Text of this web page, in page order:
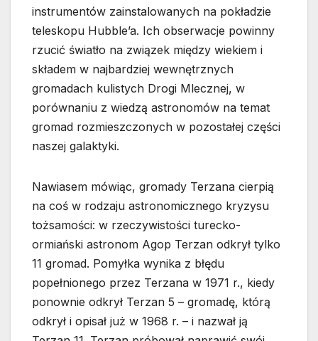
instrumentów zainstalowanych na pokładzie
teleskopu Hubble’a. Ich obserwacje powinny
rzucić światło na związek między wiekiem i
składem w najbardziej wewnętrznych
gromadach kulistych Drogi Mlecznej, w
porównaniu z wiedzą astronomów na temat
gromad rozmieszczonych w pozostałej części
naszej galaktyki.
Nawiasem mówiąc, gromady Terzana cierpią
na coś w rodzaju astronomicznego kryzysu
tożsamości: w rzeczywistości turecko-
ormiański astronom Agop Terzan odkrył tylko
11 gromad. Pomyłka wynika z błędu
popełnionego przez Terzana w 1971 r., kiedy
ponownie odkrył Terzan 5 – gromadę, którą
odkrył i opisał już w 1968 r. – i nazwał ją